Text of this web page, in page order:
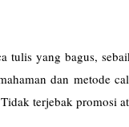
tulis yang bagus,
dan metode
terjebak promosi